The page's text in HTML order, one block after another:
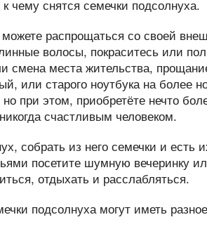
распрощаться со своей
волосы, покраситесь или
смена места жительства,
или старого ноутбука на
при этом, приобретёте нечто
счастливым человеком.
собрать из него семечки и
посетите шумную вечеринку
отдыхать и расслабляться.